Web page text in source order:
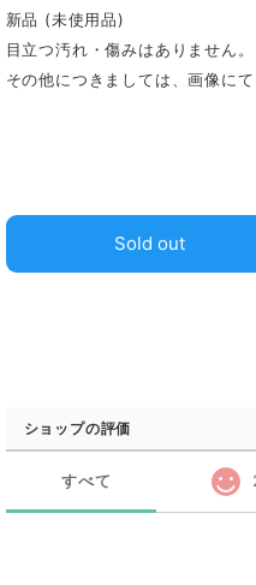
新品 (未使用品)
目立つ汚れ・傷みはありません。
その他につきましては、画像にて
Sold out
ショップの評価
すべて